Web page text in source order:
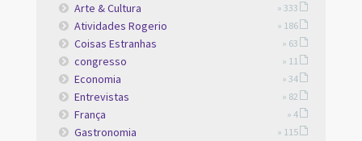
Arte & Cultura » 333
Atividades Rogerio » 186
Coisas Estranhas » 63
congresso » 11
Economia » 34
Entrevistas » 82
França » 4
Gastronomia » 115